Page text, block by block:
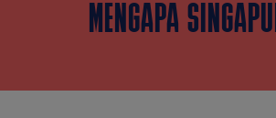
MENGAPA